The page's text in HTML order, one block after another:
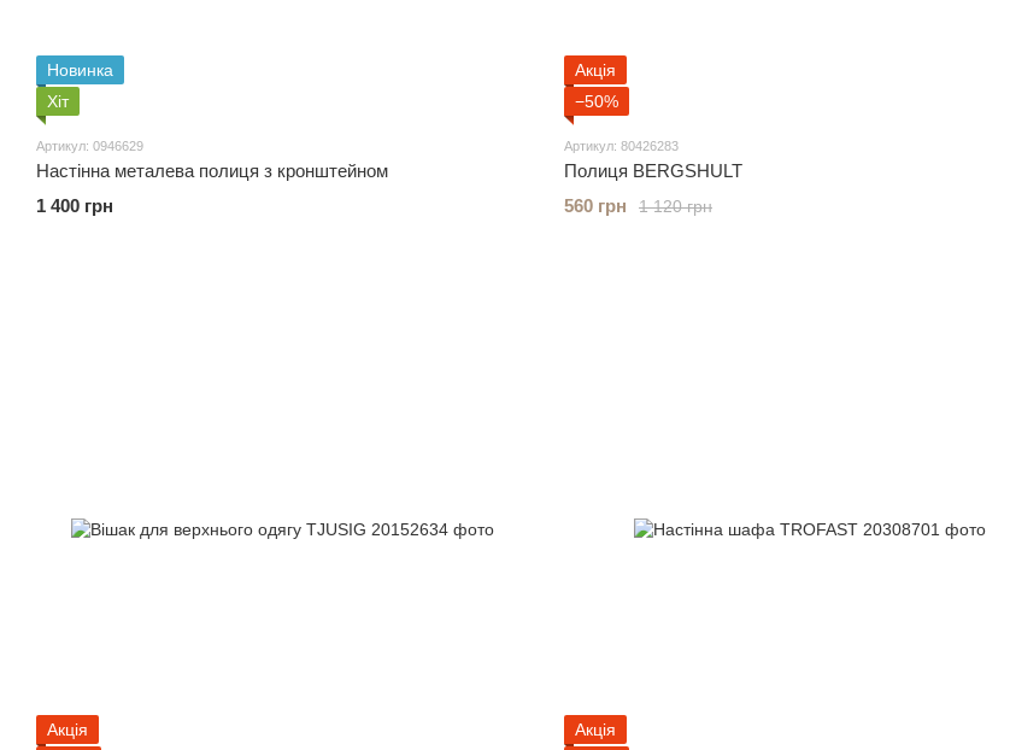
Новинка
Хіт
Артикул: 0946629
Настінна металева полиця з кронштейном
1 400 грн
Акція
−50%
Артикул: 80426283
Полиця BERGSHULT
1 120 грн
560 грн
Акція
Акція